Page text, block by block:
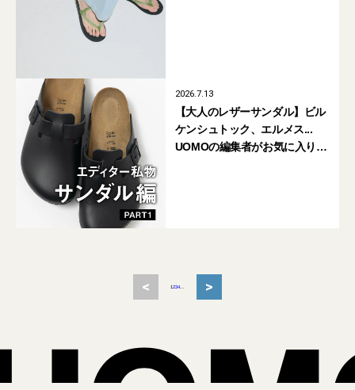
2026.7.13
【大人のレザーサンダル】ビル
ケンシュトック、エルメス...
UOMOの編集者がお気に入りの
< 1234 >